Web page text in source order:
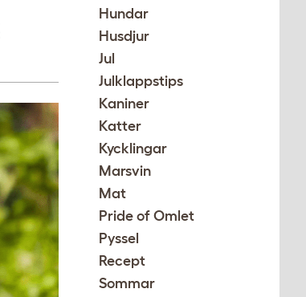
Hundar
Husdjur
Jul
Julklappstips
Kaniner
Katter
Kycklingar
Marsvin
Mat
Pride of Omlet
Pyssel
Recept
Sommar